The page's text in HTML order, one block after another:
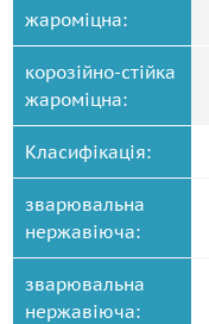
жароміцна:
корозійно-стійка
жароміцна:
Класифікація:
зварювальна
нержавіюча:
зварювальна
нержавіюча: